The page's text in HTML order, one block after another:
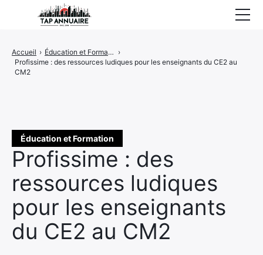
Accueil › Éducation et Formation ›
Profissime : des ressources ludiques pour les enseignants du CE2 au
CM2
Éducation et Formation
Profissime : des
ressources ludiques
pour les enseignants
du CE2 au CM2
Entreprises référencées